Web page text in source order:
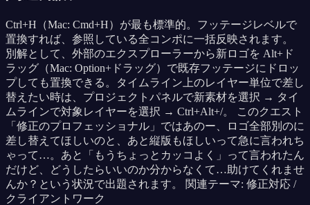
Ctrl+H（Mac: Cmd+H）が最も標準的。フッテージレベルで
置換すれば、参照している全コンポに一括反映されます。
別解として、外部のエクスプローラーから新ロゴを Alt+ド
ラッグ（Mac: Option+ドラッグ）で既存フッテージにドロッ
プしても置換できる。タイムライン上のレイヤー単位で差し
替えたい時は、プロジェクトパネルで新素材を選択 → タイ
ムラインで対象レイヤーを選択 → Ctrl+Alt+/。 このクエスト
「修正のプロフェッショナル」ではあのー、ロゴ全部別のに
差し替えてほしいのと、あと縦版もほしいって急に言われち
ゃって…。あと「もうちょっとカッコよく」って言われたん
だけど、どうしたらいいのか分からなくて…助けてくれませ
んか？という状況で出題されます。 関連テーマ: 修正対応 /
クライアントワーク